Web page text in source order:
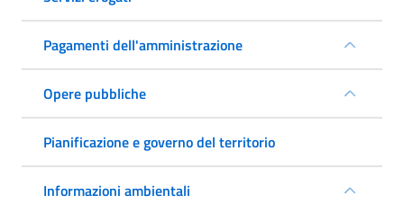
Pagamenti dell'amministrazione
Opere pubbliche
Pianificazione e governo del territorio
Informazioni ambientali